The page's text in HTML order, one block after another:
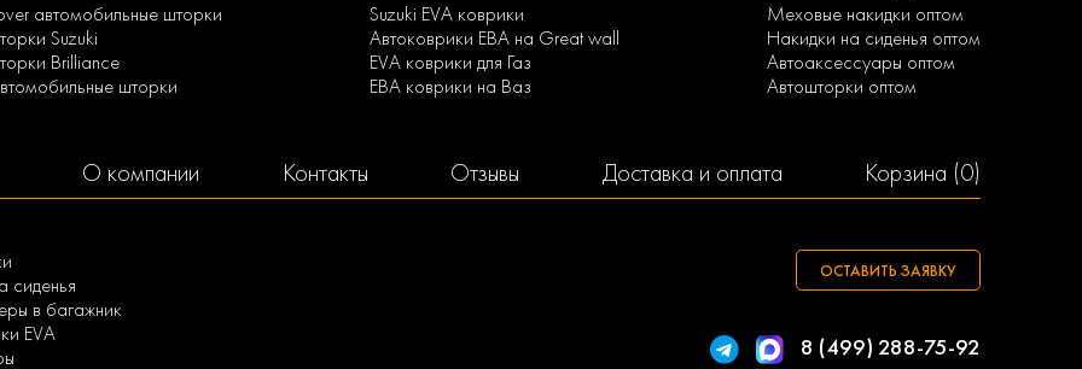
автомобильные шторки
Suzuki
Brilliance
шторки
Suzuki EVA коврики
Автоковрики ЕВА на Great wall
EVA коврики для Газ
ЕВА коврики на Ваз
Меховые накидки оптом
Накидки на сиденья оптом
Автоаксессуары оптом
Автошторки оптом
О компании Контакты Отзывы Доставка и оплата Корзина (0)
сиденья
в багажник
EVA
ОСТАВИТЬ ЗАЯВКУ
8 (499) 288-75-92